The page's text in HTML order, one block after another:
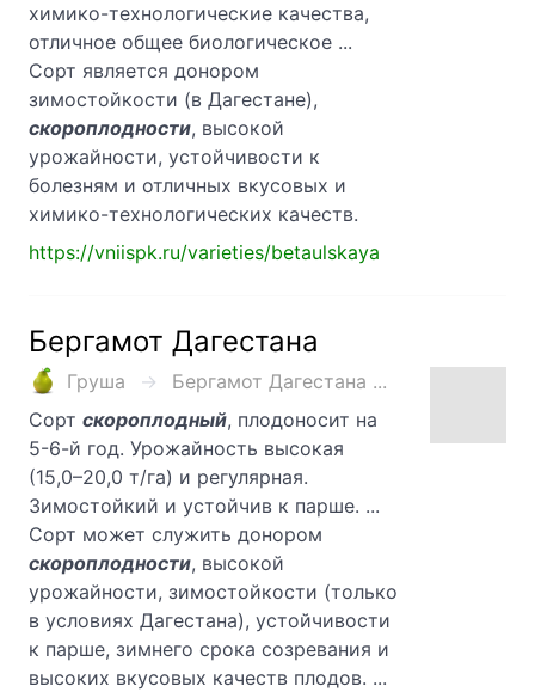
химико-технологические качества,
отличное общее биологическое ...
Сорт является донором
зимостойкости (в Дагестане),
скороплодности, высокой
урожайности, устойчивости к
болезням и отличных вкусо­вых и
химико-технологических качеств.
https://vniispk.ru/varieties/betaulskaya
Бергамот Дагестана
Груша
Бергамот Дагестана ...
Сорт скороплодный, плодоносит на
5-6-й год. Урожайность высокая
(15,0–20,0 т/га) и регулярная.
Зимостойкий и устойчив к парше. ...
Сорт может служить донором
скороплодности, высокой
урожайности, зимостойкости (только
в условиях Дагестана), устойчивости
к парше, зимнего срока созревания и
высоких вкусовых качеств плодов. ...